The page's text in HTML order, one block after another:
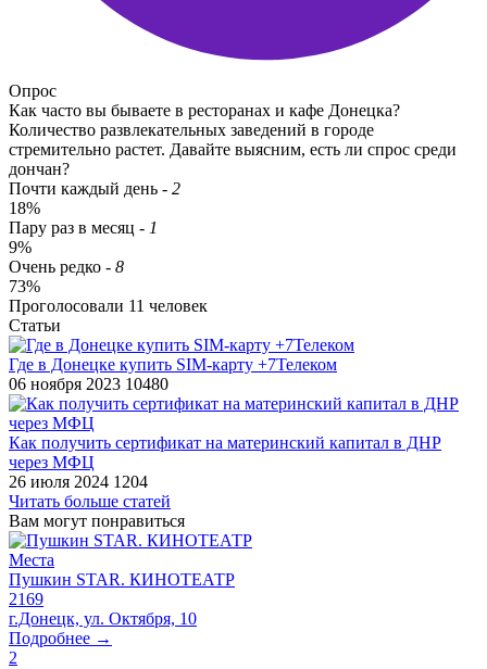
Опрос
Как часто вы бываете в ресторанах и кафе Донецка?
Количество развлекательных заведений в городе
стремительно растет. Давайте выясним, есть ли спрос среди
дончан?
Почти каждый день - 2
18%
Пару раз в месяц - 1
9%
Очень редко - 8
73%
Проголосовали 11 человек
Статьи
​Где в Донецке​ купить SIM-карту +7Телеком
06 ноября 2023 10480
​Как получить сертификат на материнский капитал в ДНР
через МФЦ
26 июля 2024 1204
Читать больше статей
Вам могут понравиться
Места
Пушкин STAR. КИНОТЕАТР
2169
г.Донецк, ул. Октября, 10
Подробнее →
2